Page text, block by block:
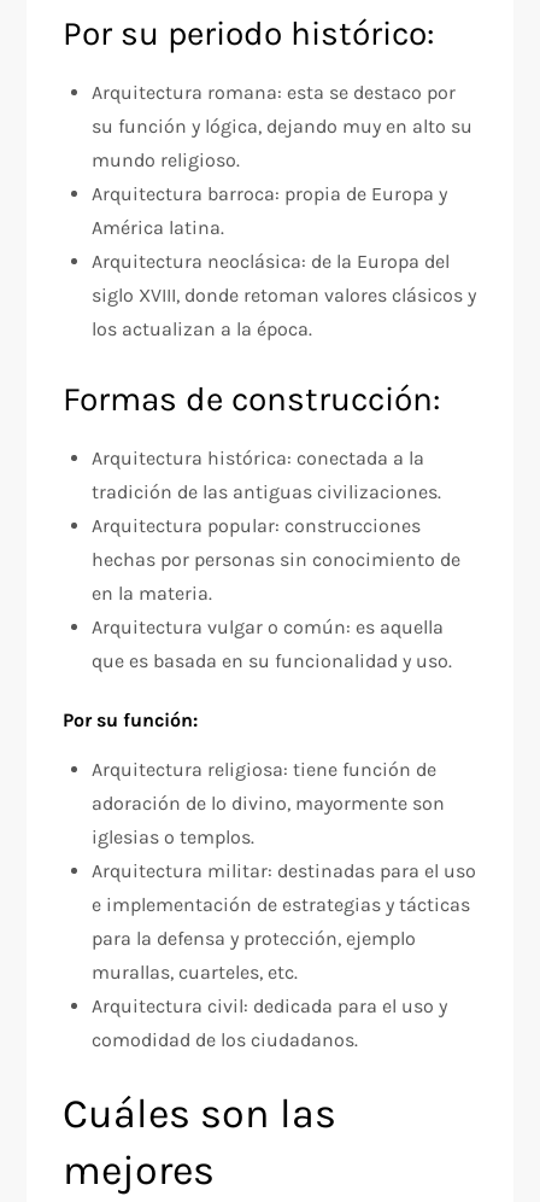
Por su periodo histórico:
Arquitectura romana: esta se destaco por
su función y lógica, dejando muy en alto su
mundo religioso.
Arquitectura barroca: propia de Europa y
América latina.
Arquitectura neoclásica: de la Europa del
siglo XVIII, donde retoman valores clásicos y
los actualizan a la época.
Formas de construcción:
Arquitectura histórica: conectada a la
tradición de las antiguas civilizaciones.
Arquitectura popular: construcciones
hechas por personas sin conocimiento de
en la materia.
Arquitectura vulgar o común: es aquella
que es basada en su funcionalidad y uso.
Por su función:
Arquitectura religiosa: tiene función de
adoración de lo divino, mayormente son
iglesias o templos.
Arquitectura militar: destinadas para el uso
e implementación de estrategias y tácticas
para la defensa y protección, ejemplo
murallas, cuarteles, etc.
Arquitectura civil: dedicada para el uso y
comodidad de los ciudadanos.
Cuáles son las
mejores